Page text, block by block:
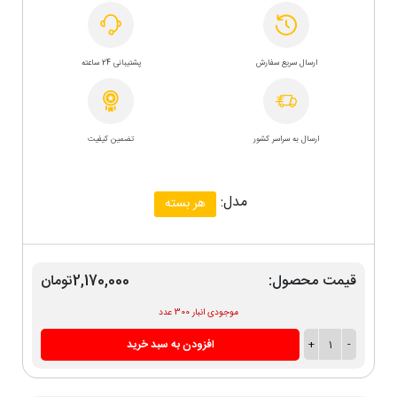
ارسال سریع سفارش پشتیبانی 24 ساعته
ارسال به سراسر کشور تضمین کیفیت
مدل: هر بسته
قیمت محصول: 2,170,000تومان
موجودی انبار 300 عدد
-
1
+ افزودن به سبد خرید